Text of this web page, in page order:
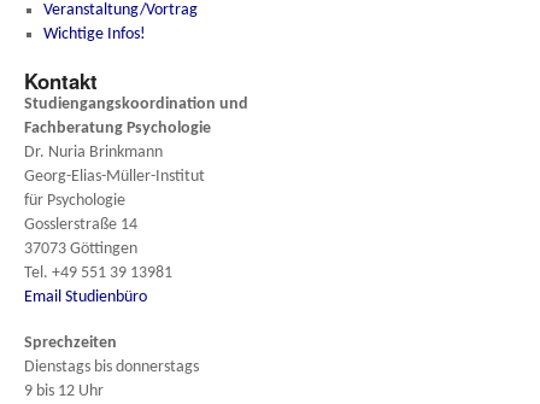
Veranstaltung/Vortrag
Wichtige Infos!
Kontakt
Studiengangskoordination und
Fachberatung Psychologie
Dr. Nuria Brinkmann
Georg-Elias-Müller-Institut
für Psychologie
Gosslerstraße 14
37073 Göttingen
Tel. +49 551 39 13981
Email Studienbüro
Sprechzeiten
Dienstags bis donnerstags
9 bis 12 Uhr